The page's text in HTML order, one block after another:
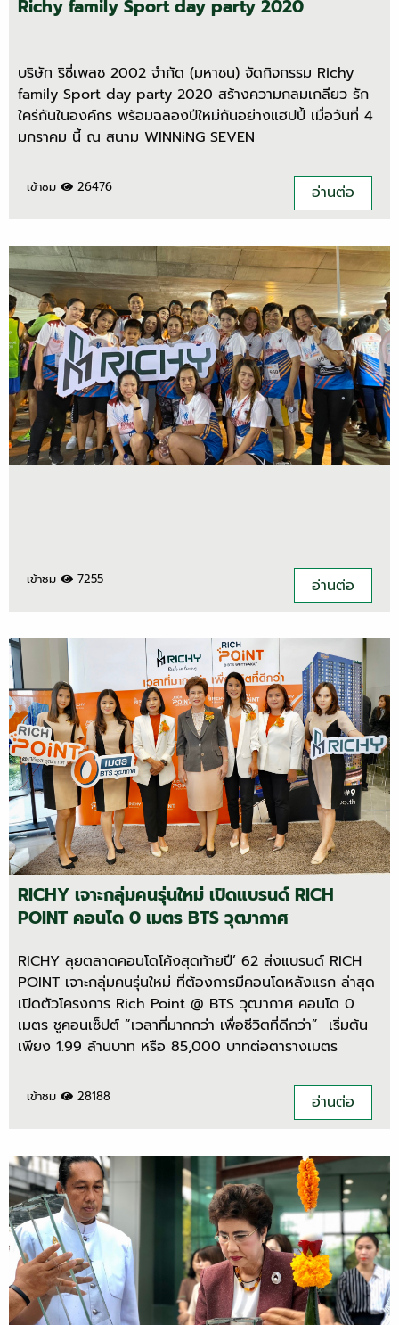
Richy family Sport day party 2020
บริษัท ริชี่เพลซ 2002 จำกัด (มหาชน) จัดกิจกรรม Richy
family Sport day party 2020 สร้างความกลมเกลียว รัก
ใคร่กันในองค์กร พร้อมฉลองปีใหม่กันอย่างแฮปปี้ เมื่อวันที่ 4
มกราคม นี้ ณ สนาม WINNiNG SEVEN
เข้าชม 26476 อ่านต่อ
เข้าชม 7255 อ่านต่อ
RICHY เจาะกลุ่มคนรุ่นใหม่ เปิดแบรนด์ RICH
POINT คอนโด 0 เมตร BTS วุฒากาศ
RICHY ลุยตลาดคอนโดโค้งสุดท้ายปี’ 62 ส่งแบรนด์ RICH
POINT เจาะกลุ่มคนรุ่นใหม่ ที่ต้องการมีคอนโดหลังแรก ล่าสุด
เปิดตัวโครงการ Rich Point @ BTS วุฒากาศ คอนโด 0
เมตร ชูคอนเซ็ปต์ “เวลาที่มากกว่า เพื่อชีวิตที่ดีกว่า” เริ่มต้น
เพียง 1.99 ล้านบาท หรือ 85,000 บาทต่อตารางเมตร
เข้าชม 28188 อ่านต่อ